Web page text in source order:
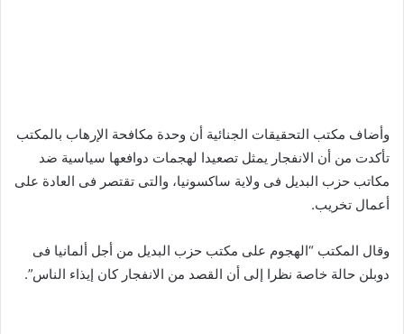
وأضاف مكتب التحقيقات الجنائية أن وحدة مكافحة الإرهاب بالمكتب
تأكدت من أن الانفجار يمثل تصعيدا لهجمات دوافعها سياسية ضد
مكاتب حزب البديل فى ولاية ساكسونيا، والتى تقتصر فى العادة على
أعمال تخريب.
وقال المكتب “الهجوم على مكتب حزب البديل من أجل ألمانيا فى
دوبلن حالة خاصة نظرا إلى أن القصد من الانفجار كان إيذاء الناس”.